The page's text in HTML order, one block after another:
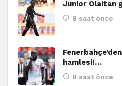
Junior Olaitan
8 saat önce
hamlesi!…
8 saat önce